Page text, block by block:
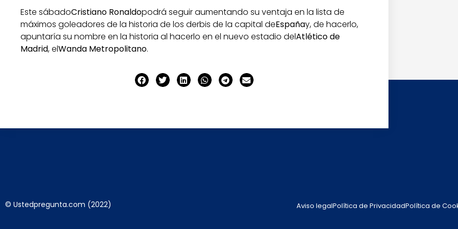
Este sábadoCristiano Ronaldopodrá seguir aumentando su ventaja en la lista de
máximos goleadores de la historia de los derbis de la capital deEspañay, de hacerlo,
apuntaría su nombre en la historia al hacerlo en el nuevo estadio delAtlético de
Madrid, elWanda Metropolitano.
© Ustedpregunta.com (2022) Aviso legalPolítica de PrivacidadPolítica de